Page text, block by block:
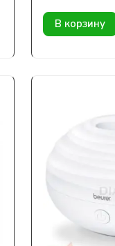
В корзину